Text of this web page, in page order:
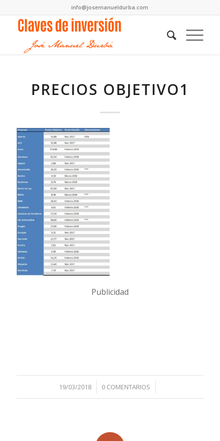
info@josemanueldurba.com
PRECIOS OBJETIVO1
Publicidad
19/03/2018
/ 0 COMENTARIOS
/